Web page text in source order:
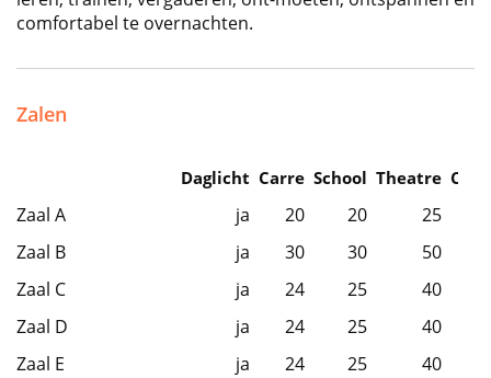
comfortabel te overnachten.
Zalen
Daglicht Carre School Theatre
Zaal A ja 20 20
25
Zaal B
ja 30 30
50
Zaal C
ja 24 25
40
Zaal D
ja 24 25
40
Zaal E
ja 24 25
40